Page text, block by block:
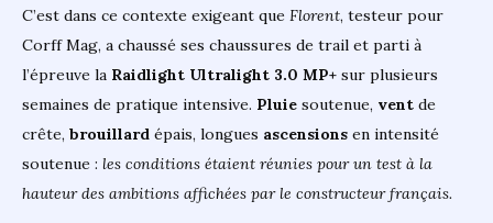
C’est dans ce contexte exigeant que Florent, testeur pour
Corff Mag, a chaussé ses chaussures de trail et parti à
l’épreuve la Raidlight Ultralight 3.0 MP+ sur plusieurs
semaines de pratique intensive. Pluie soutenue, vent de
crête, brouillard épais, longues ascensions en intensité
soutenue : les conditions étaient réunies pour un test à la
hauteur des ambitions affichées par le constructeur français.